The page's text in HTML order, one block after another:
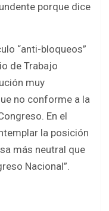
porque dice
“anti-bloqueos”
de Trabajo
muy
no conforme a la
En el
la posición
más neutral que
Nacional”.